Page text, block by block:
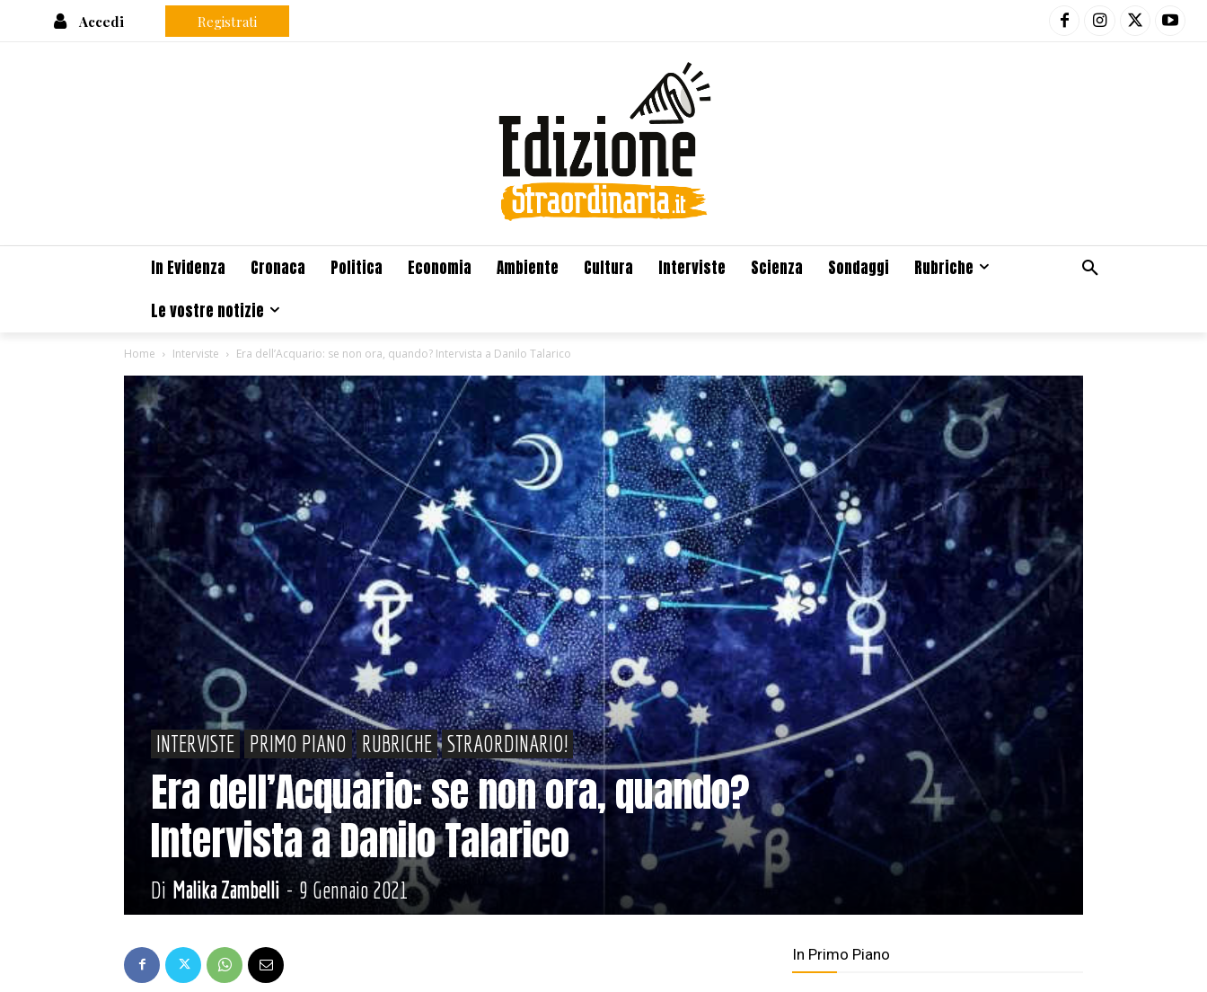
Accedi Registrati
In Evidenza Cronaca Politica Economia Ambiente Cultura Interviste Scienza Sondaggi
Rubriche
Le vostre notizie
Home Interviste Era dell’Acquario: se non ora, quando? Intervista a Danilo Talarico
INTERVISTE PRIMO PIANO RUBRICHE STRAORDINARIO!
Era dell’Acquario: se non ora, quando?
Intervista a Danilo Talarico
Di Malika Zambelli - 9 Gennaio 2021
In Primo Piano